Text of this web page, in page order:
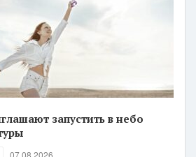
запустить в небо
07.08.2026